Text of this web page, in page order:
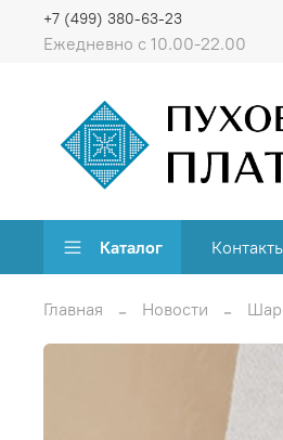
Ежедневно с 10.00-22.00
+7 (499) 380-63-23
Каталог
Главная Новости